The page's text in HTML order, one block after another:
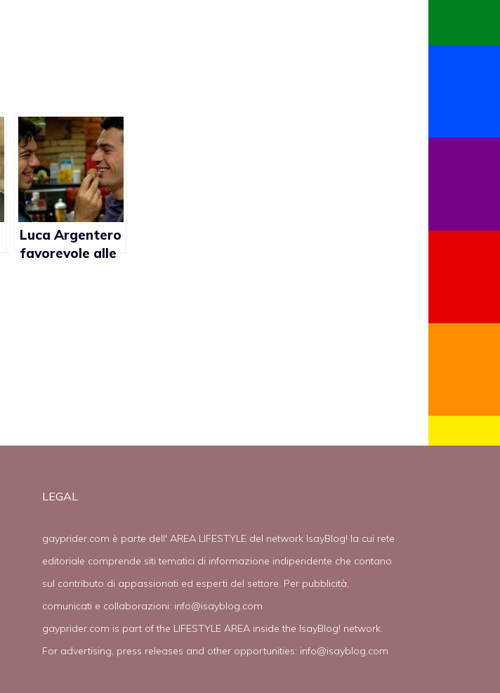
Luca Argentero
favorevole alle
LEGAL
gayprider.com è parte dell' AREA LIFESTYLE del network IsayBlog! la cui rete
editoriale comprende siti tematici di informazione indipendente che contano
sul contributo di appassionati ed esperti del settore. Per pubblicità,
comunicati e collaborazioni: info@isayblog.com
gayprider.com is part of the LIFESTYLE AREA inside the IsayBlog! network.
For advertising, press releases and other opportunities: info@isayblog.com